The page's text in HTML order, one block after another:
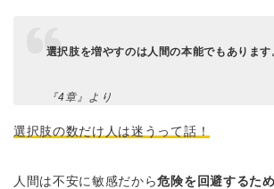
選択肢を増やすのは人間の本能でもあります
『4章』より
選択肢の数だけ人は迷うって話！
人間は不安に敏感だから危険を回避するた